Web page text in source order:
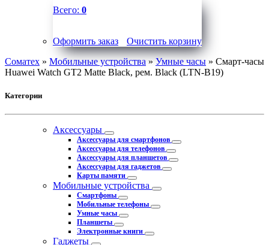
Всего: 0
Оформить заказ
Очистить корзину
Соматех » Мобильные устройства»Умные часы » Смарт-часы
Huawei Watch GT2 Matte Black, рем. Black (LTN-B19)
Категории
Аксессуары
Аксессуары для смартфонов
Аксессуары для телефонов
Аксессуары для планшетов
Аксессуары для гаджетов
Карты памяти
Мобильные устройства
Смартфоны
Мобильные телефоны
Умные часы
Планшеты
Электронные книги
Гаджеты